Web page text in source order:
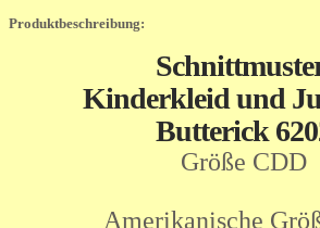
Produktbeschreibung:
Kinderkleid und
Butterick
Größe CDD
Amerikanische